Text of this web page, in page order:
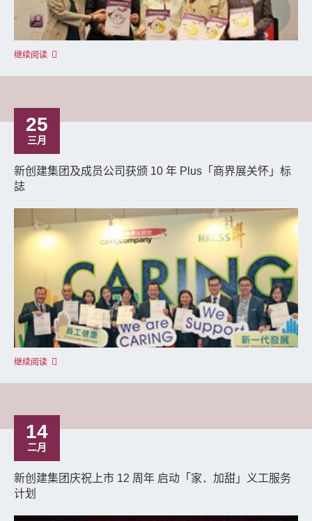
继续阅读
25
三月
新创建集团及成员公司获颁 10 年 Plus「商界展关怀」标
誌
继续阅读
14
二月
新创建集团庆祝上市 12 周年 启动「家．加甜」义工服务
计划